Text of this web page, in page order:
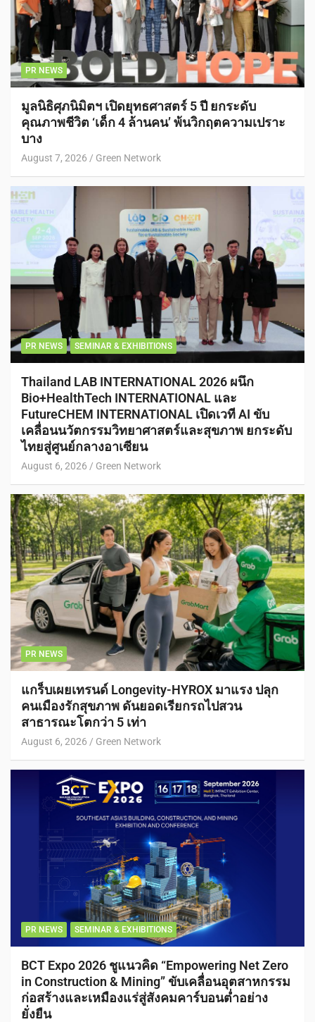
PR NEWS
มูลนิธิศุภนิมิตฯ เปิดยุทธศาสตร์ 5 ปี ยกระดับ
คุณภาพชีวิต ‘เด็ก 4 ล้านคน’ พ้นวิกฤตความเปราะ
บาง
August 7, 2026 Green Network
PR NEWS SEMINAR & EXHIBITIONS
Thailand LAB INTERNATIONAL 2026 ผนึก
Bio+HealthTech INTERNATIONAL และ
FutureCHEM INTERNATIONAL เปิดเวที AI ขับ
เคลื่อนนวัตกรรมวิทยาศาสตร์และสุขภาพ ยกระดับ
ไทยสู่ศูนย์กลางอาเซียน
August 6, 2026 Green Network
PR NEWS
แกร็บเผยเทรนด์ Longevity-HYROX มาแรง ปลุก
คนเมืองรักสุขภาพ ดันยอดเรียกรถไปสวน
สาธารณะโตกว่า 5 เท่า
August 6, 2026 Green Network
PR NEWS SEMINAR & EXHIBITIONS
BCT Expo 2026 ชูแนวคิด “Empowering Net Zero
in Construction & Mining” ขับเคลื่อนอุตสาหกรรม
ก่อสร้างและเหมืองแร่สู่สังคมคาร์บอนต่ำอย่าง
ยั่งยืน